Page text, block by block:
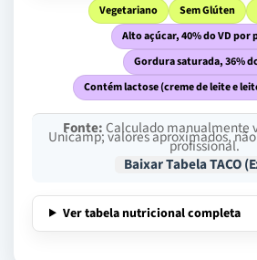
Vegetariano Sem Glúten
Alto açúcar, 40% do VD por
Gordura saturada, 36%
Contém lactose (creme de leite e
Fonte:Calculado manualmente
Unicamp; valores aproximados,
profissional.
Baixar Tabela TACO
Ver tabela nutricional completa